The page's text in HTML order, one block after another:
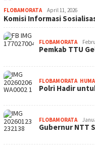
FLOBAMORATA April 11, 2026
Komisi Informasi
FLOBAMORATA
Pemkab TTU
FLOBAMORATA,
Polri Hadir
FLOBAMORATA
Gubernur NTT